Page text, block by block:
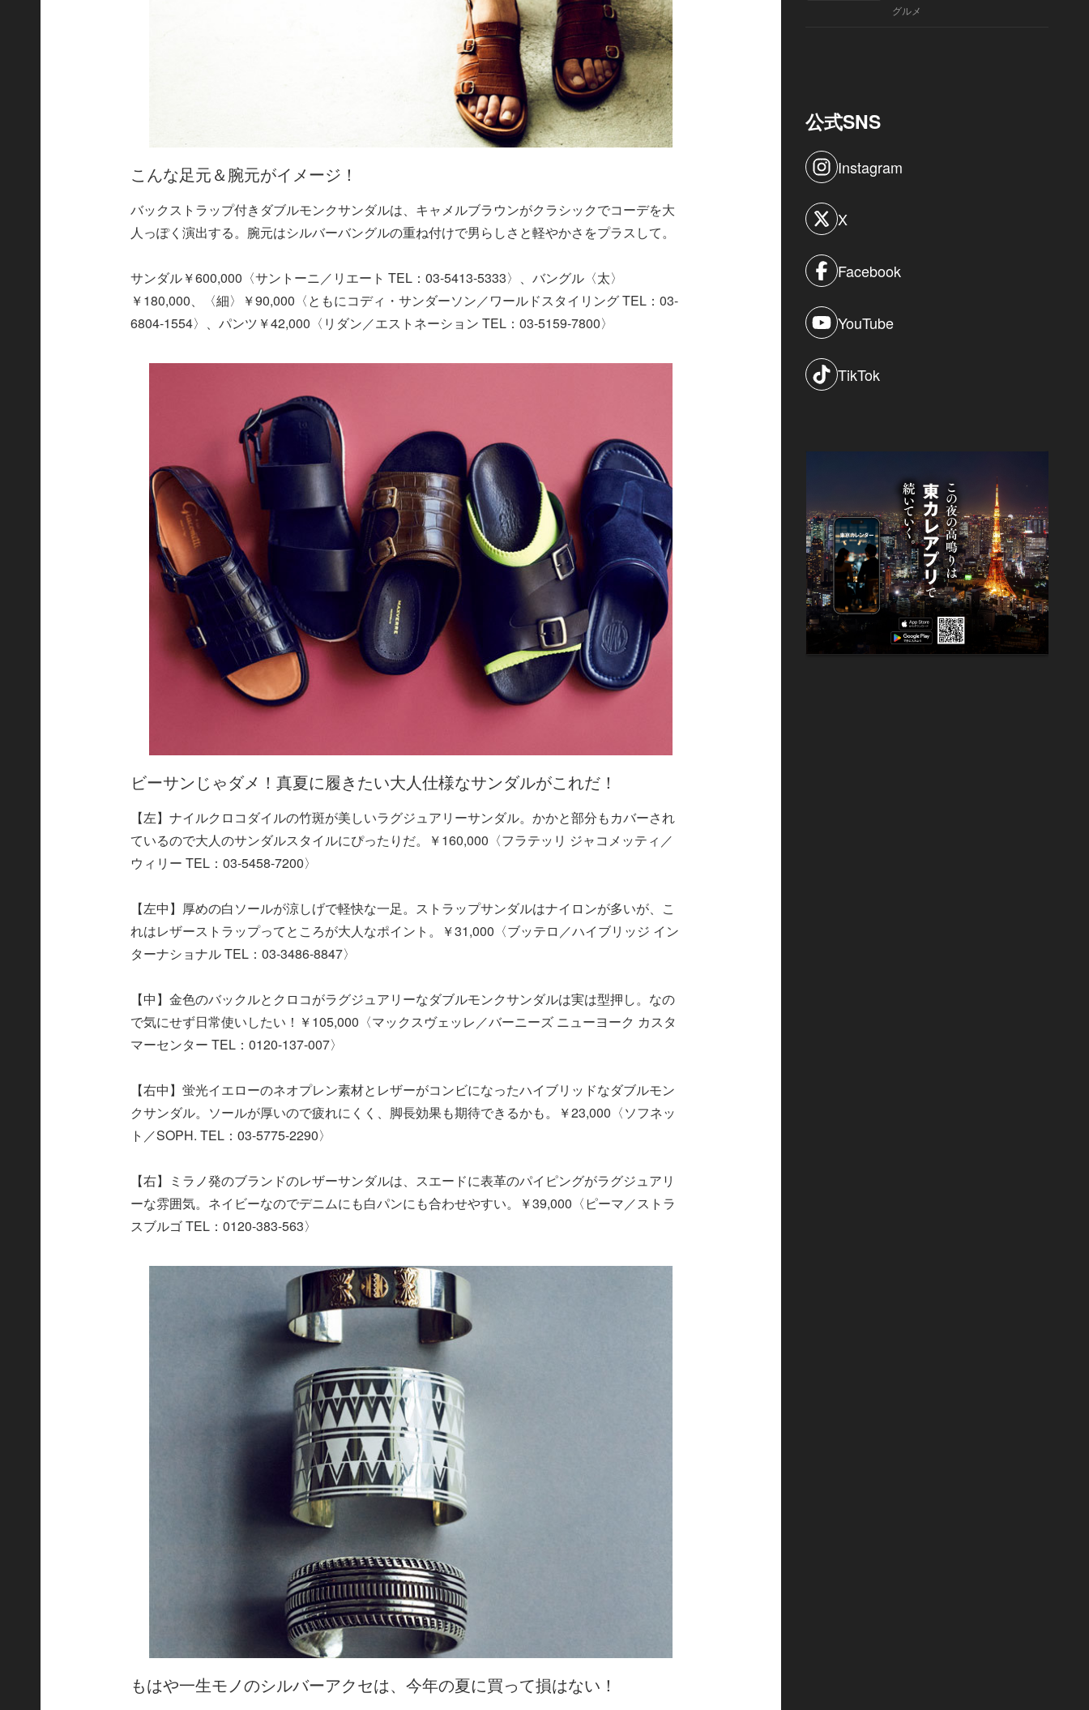
こんな足元＆腕元がイメージ！
バックストラップ付きダブルモンクサンダルは、キャメルブラウンがクラシックでコーデを大
人っぽく演出する。腕元はシルバーバングルの重ね付けで男らしさと軽やかさをプラスして。
サンダル￥600,000〈サントーニ／リエート TEL：03-5413-5333〉、バングル〈太〉
￥180,000、〈細〉￥90,000〈ともにコディ・サンダーソン／ワールドスタイリング TEL：03-
6804-1554〉、パンツ￥42,000〈リダン／エストネーション TEL：03-5159-7800〉
ビーサンじゃダメ！真夏に履きたい大人仕様なサンダルがこれだ！
【左】ナイルクロコダイルの竹斑が美しいラグジュアリーサンダル。かかと部分もカバーされ
ているので大人のサンダルスタイルにぴったりだ。￥160,000〈フラテッリ ジャコメッティ／
ウィリー TEL：03-5458-7200〉
【左中】厚めの白ソールが涼しげで軽快な一足。ストラップサンダルはナイロンが多いが、こ
れはレザーストラップってところが大人なポイント。￥31,000〈ブッテロ／ハイブリッジ イン
ターナショナル TEL：03-3486-8847〉
【中】金色のバックルとクロコがラグジュアリーなダブルモンクサンダルは実は型押し。なの
で気にせず日常使いしたい！￥105,000〈マックスヴェッレ／バーニーズ ニューヨーク カスタ
マーセンター TEL：0120-137-007〉
【右中】蛍光イエローのネオプレン素材とレザーがコンビになったハイブリッドなダブルモン
クサンダル。ソールが厚いので疲れにくく、脚長効果も期待できるかも。￥23,000〈ソフネッ
ト／SOPH. TEL：03-5775-2290〉
【右】ミラノ発のブランドのレザーサンダルは、スエードに表革のパイピングがラグジュアリ
ーな雰囲気。ネイビーなのでデニムにも白パンにも合わせやすい。￥39,000〈ピーマ／ストラ
スブルゴ TEL：0120-383-563〉
もはや一生モノのシルバーアクセは、今年の夏に買って損はない！
グルメ
公式SNS
Instagram
X
Facebook
YouTube
TikTok